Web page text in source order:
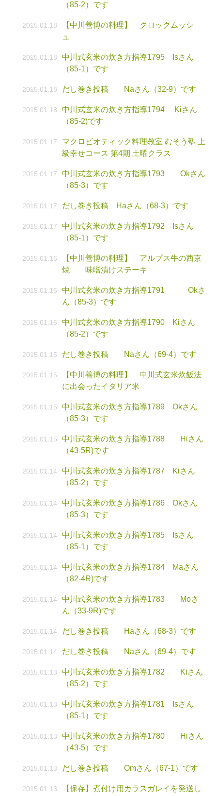
（85-2）です
2015.01.18
【中川善博の料理】 クロックムッシ
ュ
2015.01.18
中川式玄米の炊き方指導1795 Isさん
（85-1）です
2015.01.18 だし巻き投稿 Naさん（32-9）です
2015.01.18
中川式玄米の炊き方指導1794 Kiさん
（85-2)です
2015.01.17
マクロビオティック料理教室 むそう塾 上
級幸せコース 第4期 土曜クラス
2015.01.17
中川式玄米の炊き方指導1793 Okさん
（85-3）です
2015.01.17 だし巻き投稿 Haさん（68-3）です
2015.01.17
中川式玄米の炊き方指導1792 Isさん
（85-1）です
2015.01.16
【中川善博の料理】 アルプス牛の西京
焼 味噌漬けステーキ
2015.01.16
中川式玄米の炊き方指導1791 Okさ
ん（85-3）です
2015.01.16
中川式玄米の炊き方指導1790 Kiさん
（85-2）です
2015.01.15 だし巻き投稿 Naさん（69-4）です
2015.01.15
【中川善博の料理】 中川式玄米炊飯法
に出会ったイタリア米
2015.01.15
中川式玄米の炊き方指導1789 Okさん
（85-3）です
2015.01.15
中川式玄米の炊き方指導1788 Hiさん
（43-5R)です
2015.01.14
中川式玄米の炊き方指導1787 Kiさん
（85-2）です
2015.01.14
中川式玄米の炊き方指導1786 Okさん
（85-3）です
2015.01.14
中川式玄米の炊き方指導1785 Isさん
（85-1）です
2015.01.14
中川式玄米の炊き方指導1784 Maさん
（82-4R)です
2015.01.14
中川式玄米の炊き方指導1783 Moさ
ん（33-9R)です
2015.01.14 だし巻き投稿 Haさん（68-3）です
2015.01.14 だし巻き投稿 Naさん（69-4）です
2015.01.13
中川式玄米の炊き方指導1782 Kiさん
（85-2）です
2015.01.13
中川式玄米の炊き方指導1781 Isさん
（85-1）です
2015.01.13
中川式玄米の炊き方指導1780 Hiさん
（43-5）です
2015.01.13 だし巻き投稿 Omさん（67-1）です
2015.01.13
【保存】煮付け用カラスガレイを発送し